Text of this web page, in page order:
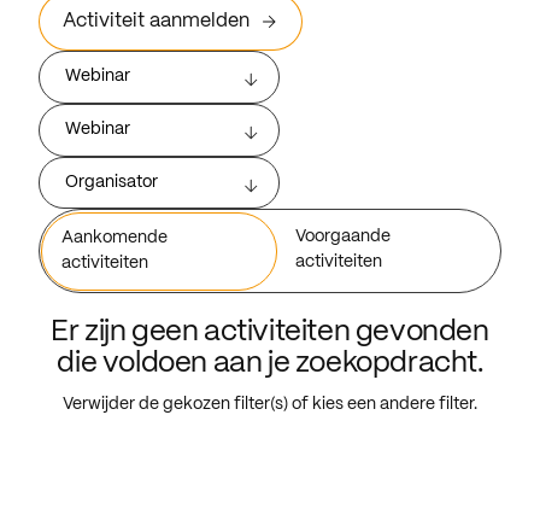
Activiteit aanmelden
Webinar
Webinar
Organisator
Aankomende
activiteiten
Voorgaande
activiteiten
Er zijn geen activiteiten gevonden
die voldoen aan je zoekopdracht.
Verwijder de gekozen filter(s) of kies een andere filter.